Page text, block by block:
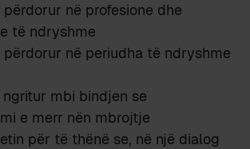
në profesione dhe
të ndryshme
përdorur në periudha të ndryshme
ngritur mbi bindjen se
e merr nën mbrojtje
për të thënë se, në një dialog